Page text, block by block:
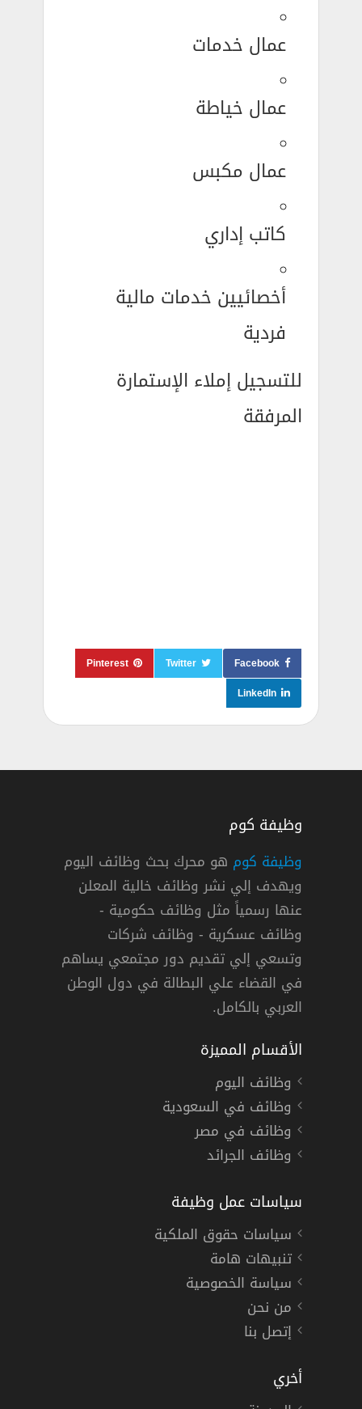
عمال خدمات
عمال خياطة
عمال مكبس
كاتب إداري
أخصائيين خدمات مالية
فردية
للتسجيل إملاء الإستمارة
المرفقة
Facebook
Twitter
Pinterest
LinkedIn
وظيفة كوم
وظيفة كوم هو محرك بحث وظائف اليوم
ويهدف إلي نشر وظائف خالية المعلن
عنها رسمياً مثل وظائف حكومية -
وظائف عسكرية - وظائف شركات
وتسعي إلي تقديم دور مجتمعي يساهم
في القضاء علي البطالة في دول الوطن
العربي بالكامل.
الأقسام المميزة
وظائف اليوم
وظائف في السعودية
وظائف في مصر
وظائف الجرائد
سياسات عمل وظيفة
سياسات حقوق الملكية
تنبيهات هامة
سياسة الخصوصية
من نحن
إتصل بنا
أخري